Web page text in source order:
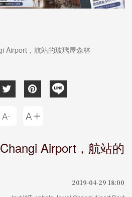
Airport，航站的玻璃屋森林
Airport，航站的
2019-04-29 18:00